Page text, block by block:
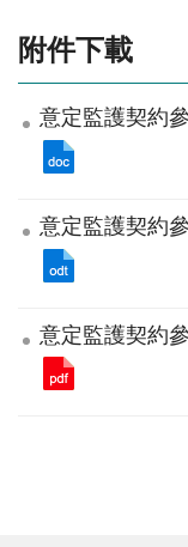
附件下載
意定監護契約
意定監護契約
意定監護契約